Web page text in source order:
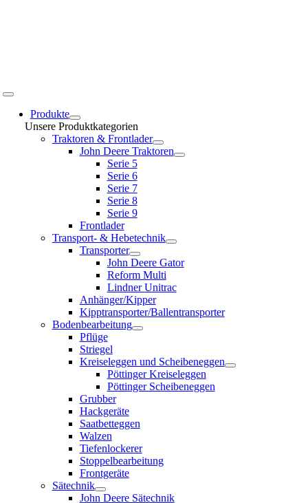
Toggle
NavigationProdukte
Unsere Produktkategorien
Traktoren & Frontlader
John Deere Traktoren
Serie 5
Serie 6
Serie 7
Serie 8
Serie 9
Frontlader
Transport- & Hebetechnik
Transporter
John Deere Gator
Reform Multi
Lindner Unitrac
Anhänger/Kipper
Kipptransporter/Ballentransporter
Bodenbearbeitung
Pflüge
Striegel
Kreiseleggen und Scheibeneggen
Pöttinger Kreiseleggen
Pöttinger Scheibeneggen
Grubber
Hackgeräte
Saatbetteggen
Walzen
Tiefenlockerer
Stoppelbearbeitung
Frontgeräte
Sätechnik
John Deere Sätechnik